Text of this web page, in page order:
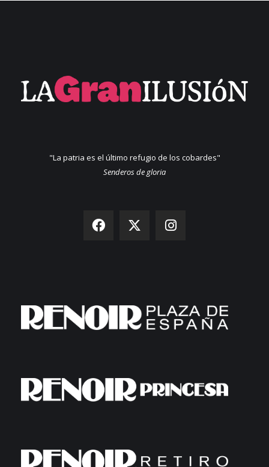
"La patria es el último refugio de los cobardes"
Senderos de gloria